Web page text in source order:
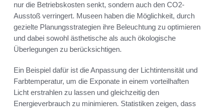
nur die Betriebskosten senkt, sondern auch den CO2-
Ausstoß verringert. Museen haben die Möglichkeit, durch
gezielte Planungsstrategien ihre Beleuchtung zu optimieren
und dabei sowohl ästhetische als auch ökologische
Überlegungen zu berücksichtigen.
Ein Beispiel dafür ist die Anpassung der Lichtintensität und
Farbtemperatur, um die Exponate in einem vorteilhaften
Licht erstrahlen zu lassen und gleichzeitig den
Energieverbrauch zu minimieren. Statistiken zeigen, dass